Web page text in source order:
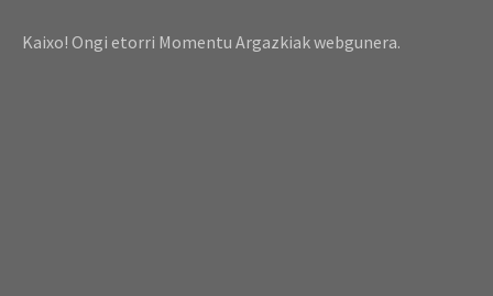
Kaixo! Ongi etorri Momentu Argazkiak webgunera.